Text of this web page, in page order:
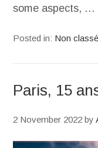
some aspects, …
Posted in: Non classé
Paris, 15
2 November 2022 by